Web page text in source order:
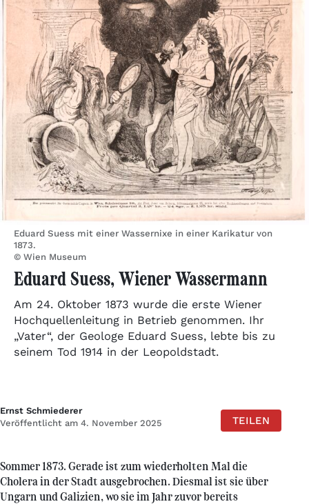
Eduard Suess mit einer Wassernixe in einer Karikatur von
1873.
© Wien Museum
Eduard Suess, Wiener Wassermann
Am 24. Oktober 1873 wurde die erste Wiener
Hochquellenleitung in Betrieb genommen. Ihr
„Vater“, der Geologe Eduard Suess, lebte bis zu
seinem Tod 1914 in der Leopoldstadt.
Ernst Schmiederer
Veröffentlicht am 4. November 2025
TEILEN
Sommer 1873. Gerade ist zum wiederholten Mal die
Cholera in der Stadt ausgebrochen. Diesmal ist sie über
Ungarn und Galizien, wo sie im Jahr zuvor bereits